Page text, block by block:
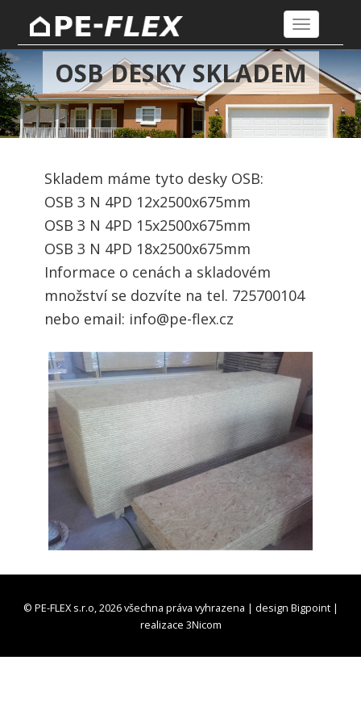
Toggle
navigation
OSB DESKY SKLADEM
Skladem máme tyto desky OSB:
OSB 3 N 4PD 12x2500x675mm
OSB 3 N 4PD 15x2500x675mm
OSB 3 N 4PD 18x2500x675mm
Informace o cenách a skladovém
množství se dozvíte na tel. 725700104
nebo email: info@pe-flex.cz
© PE-FLEX s.r.o, 2026 všechna práva vyhrazena | design Bigpoint|
realizace 3Nicom